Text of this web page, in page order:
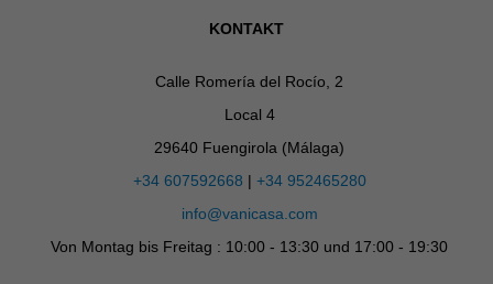
KONTAKT
Calle Romería del Rocío, 2
Local 4
29640 Fuengirola (Málaga)
+34 607592668 | +34 952465280
info@vanicasa.com
Von Montag bis Freitag : 10:00 - 13:30 und 17:00 - 19:30